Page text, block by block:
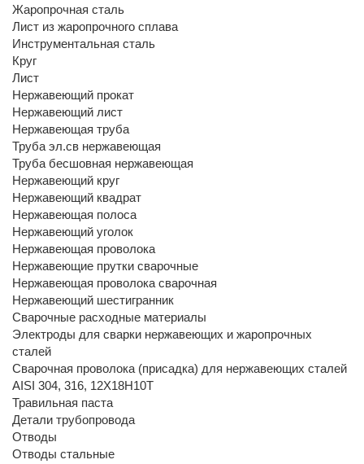
Жаропрочная сталь
Лист из жаропрочного сплава
Инструментальная сталь
Круг
Лист
Нержавеющий прокат
Нержавеющий лист
Нержавеющая труба
Труба эл.св нержавеющая
Труба бесшовная нержавеющая
Нержавеющий круг
Нержавеющий квадрат
Нержавеющая полоса
Нержавеющий уголок
Нержавеющая проволока
Нержавеющие прутки сварочные
Нержавеющая проволока сварочная
Нержавеющий шестигранник
Сварочные расходные материалы
Электроды для сварки нержавеющих и жаропрочных
сталей
Сварочная проволока (присадка) для нержавеющих сталей
AISI 304, 316, 12Х18Н10Т
Травильная паста
Детали трубопровода
Отводы
Отводы стальные